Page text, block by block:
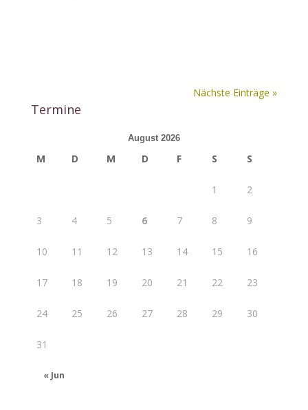
Nächste Einträge »
Termine
August 2026
M D M D F S S
« Jun
1 2
3 4 5 6 7 8 9
10 11 12 13 14 15 16
17 18 19 20 21 22 23
24 25 26 27 28 29 30
31